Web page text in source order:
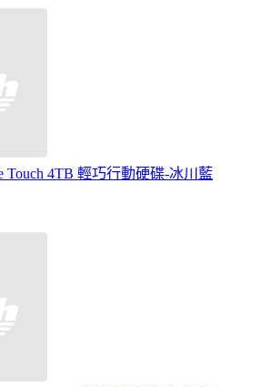
Touch 4TB 輕巧行動硬碟-冰川藍